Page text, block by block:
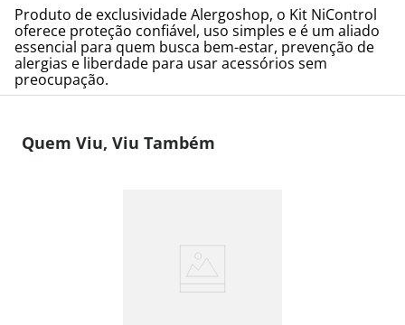
Produto de exclusividade Alergoshop, o Kit NiControl
oferece proteção confiável, uso simples e é um aliado
essencial para quem busca bem-estar, prevenção de
alergias e liberdade para usar acessórios sem
preocupação.
Quem Viu, Viu Também